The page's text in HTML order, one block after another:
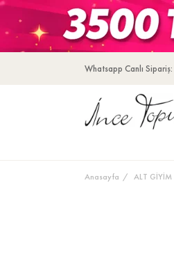
Whatsapp Canlı
Anasayfa ALT GİYİM